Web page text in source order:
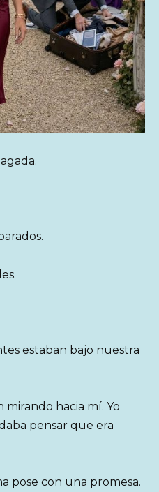
estaban bajo nuestra
mirando hacia mí. Yo
pensar que era
pose con una promesa.